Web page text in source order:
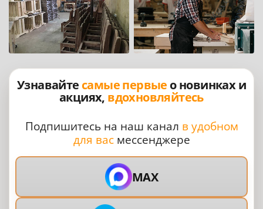
Узнавайте самые первые о новинках и
акциях, вдохновляйтесь
Подпишитесь на наш канал в удобном
для васмессенджере
MAX